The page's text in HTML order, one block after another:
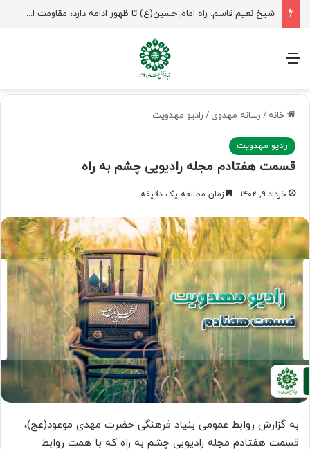
منو
خانه / رسانه مهدوی / رادیو مهدویت
رادیو مهدویت
قسمت هفتادم مجله رادیویی چشم به راه
خرداد ۹, ۱۴۰۲ زمان مطالعه یک دقیقه
به گزارش روابط عمومی بنیاد فرهنگی حضرت مهدی موعود(عج)،
قسمت هفتادم مجله رادیویی چشم به راه که با همت روابط